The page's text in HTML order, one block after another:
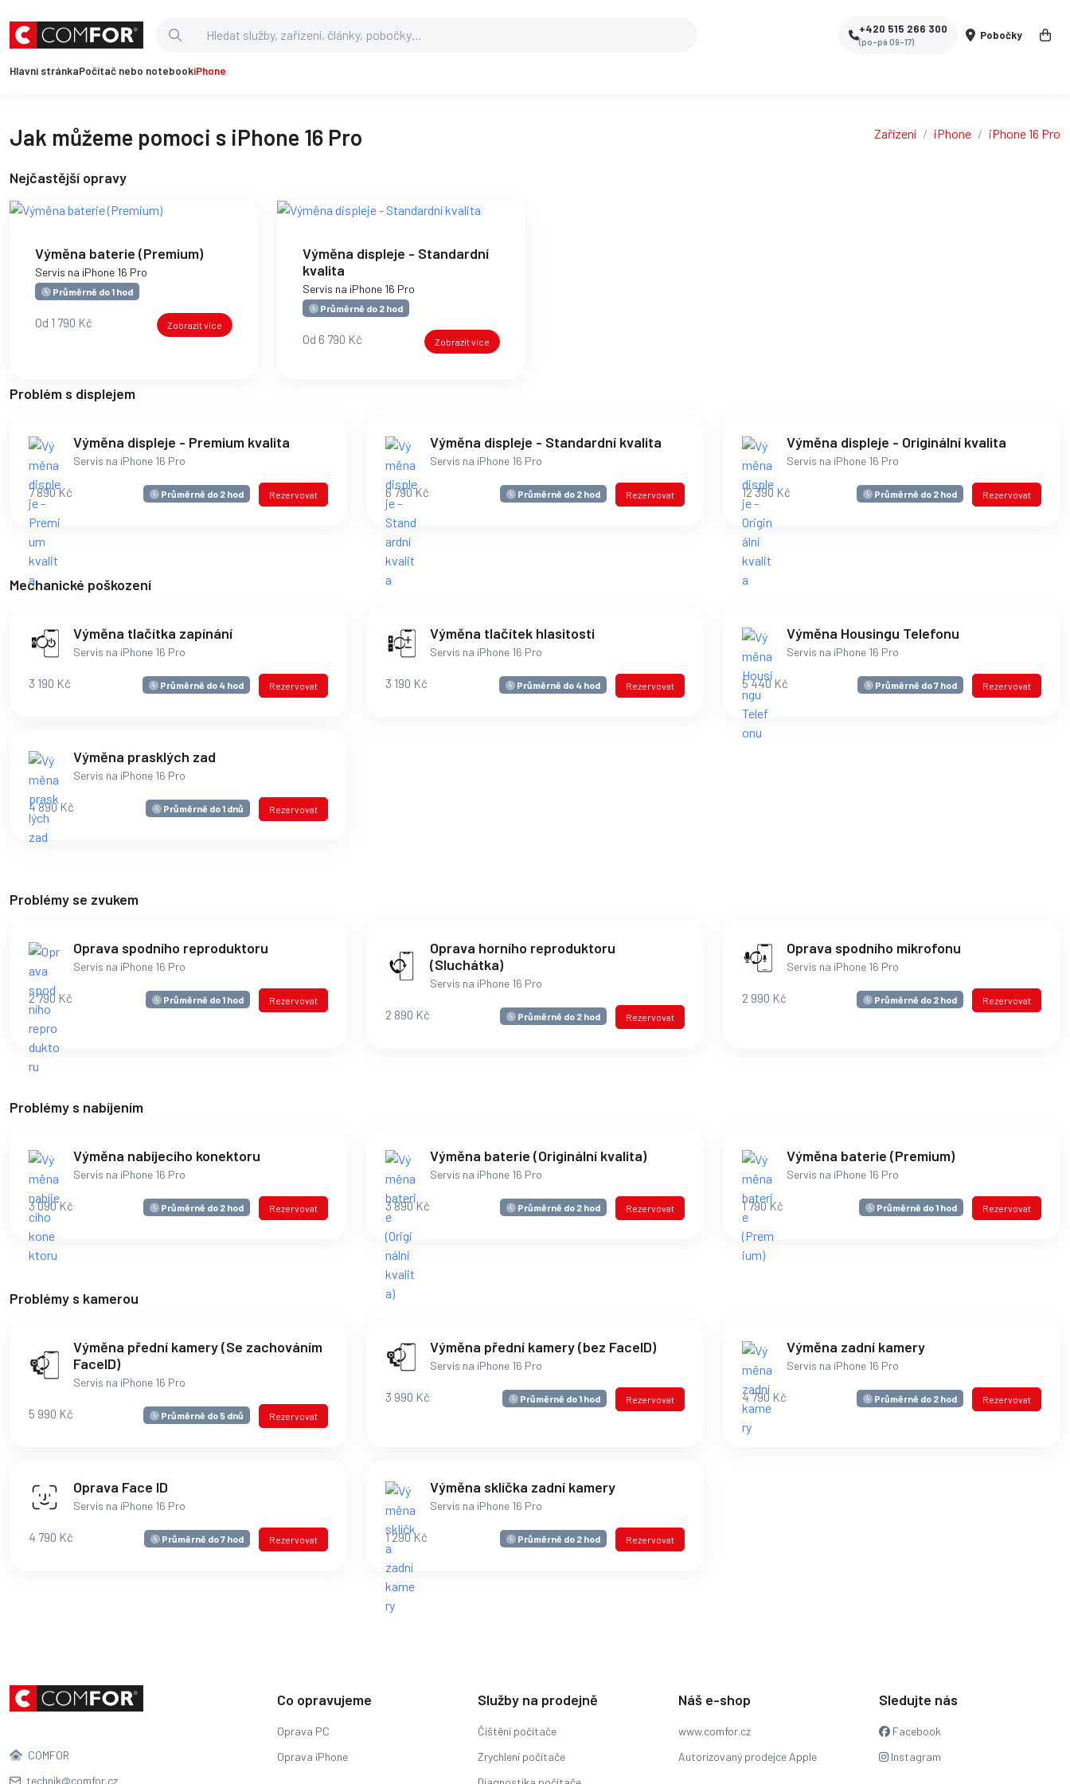
+420 515 266 300
(po-pá 09-17)
Pobočky
Hlavní stránkaPočítač nebo notebookiPhone
Jak můžeme pomoci s iPhone 16 Pro Zařízení iPhone iPhone 16 Pro
Nejčastější opravy
Výměna baterie (Premium)
Servis na iPhone 16 Pro
Průměrně do 1 hod
Od 1 790 Kč Zobrazit více
Výměna displeje - Standardní
kvalita
Servis na iPhone 16 Pro
Průměrně do 2 hod
Od 6 790 Kč Zobrazit více
Problém s displejem
Výměna displeje - Premium kvalita
Servis na iPhone 16 Pro
7 890 Kč Průměrně do 2 hod Rezervovat
Výměna displeje - Standardní kvalita
Servis na iPhone 16 Pro
6 790 Kč Průměrně do 2 hod Rezervovat
Výměna displeje - Originální kvalita
Servis na iPhone 16 Pro
12 390 Kč Průměrně do 2 hod Rezervovat
Mechanické poškození
Výměna tlačítka zapínání
Servis na iPhone 16 Pro
3 190 Kč Průměrně do 4 hod Rezervovat
Výměna tlačítek hlasitosti
Servis na iPhone 16 Pro
3 190 Kč Průměrně do 4 hod Rezervovat
Výměna Housingu Telefonu
Servis na iPhone 16 Pro
5 440 Kč Průměrně do 7 hod Rezervovat
Výměna prasklých zad
Servis na iPhone 16 Pro
4 890 Kč Průměrně do 1 dnů Rezervovat
Problémy se zvukem
Oprava spodního reproduktoru
Servis na iPhone 16 Pro
2 790 Kč Průměrně do 1 hod Rezervovat
Oprava horního reproduktoru
(Sluchátka)
Servis na iPhone 16 Pro
2 890 Kč Průměrně do 2 hod Rezervovat
Oprava spodního mikrofonu
Servis na iPhone 16 Pro
2 990 Kč Průměrně do 2 hod Rezervovat
Problémy s nabíjením
Výměna nabíjecího konektoru
Servis na iPhone 16 Pro
3 090 Kč Průměrně do 2 hod Rezervovat
Výměna baterie (Originální kvalita)
Servis na iPhone 16 Pro
3 890 Kč Průměrně do 2 hod Rezervovat
Výměna baterie (Premium)
Servis na iPhone 16 Pro
1 790 Kč Průměrně do 1 hod Rezervovat
Problémy s kamerou
Výměna přední kamery (Se zachováním
FaceID)
Servis na iPhone 16 Pro
5 990 Kč Průměrně do 5 dnů Rezervovat
Výměna přední kamery (bez FaceID)
Servis na iPhone 16 Pro
3 990 Kč Průměrně do 1 hod Rezervovat
Výměna zadní kamery
Servis na iPhone 16 Pro
4 790 Kč Průměrně do 2 hod Rezervovat
Oprava Face ID
Servis na iPhone 16 Pro
4 790 Kč Průměrně do 7 hod Rezervovat
Výměna sklíčka zadní kamery
Servis na iPhone 16 Pro
1 290 Kč Průměrně do 2 hod Rezervovat
COMFOR
technik@comfor.cz
Co opravujeme
Oprava PC
Oprava iPhone
Služby na prodejně
Čištění počítače
Zrychlení počítače
Náš e-shop
www.comfor.cz
Autorizovaný prodejce Apple
Sledujte nás
Facebook
Instagram